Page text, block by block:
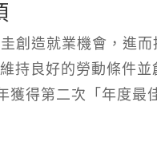
創造就業機會，進
持良好的勞動條件
得第二次「年度最